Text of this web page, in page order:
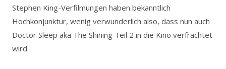
Stephen King-Verfilmungen haben bekanntlich
Hochkonjunktur, wenig verwunderlich also, dass nun auch
Doctor Sleep aka The Shining Teil 2 in die Kino verfrachtet
wird.